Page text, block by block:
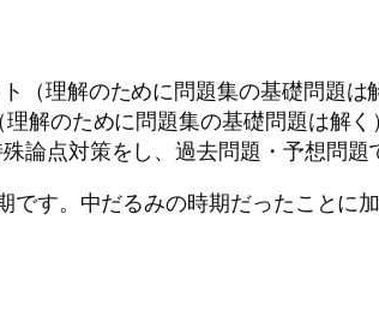
（理解のために問題集の基礎問題は
解のために問題集の基礎問題は解
論点対策をし、過去問題・予想問題
す。中だるみの時期だったことに